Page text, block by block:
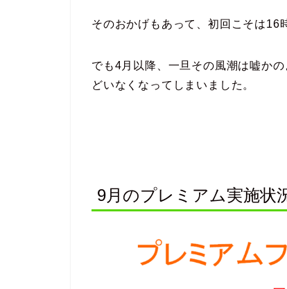
そのおかげもあって、初回こそは16
でも4月以降、一旦その風潮は嘘か
どいなくなってしまいました。
9月のプレミアム実施状